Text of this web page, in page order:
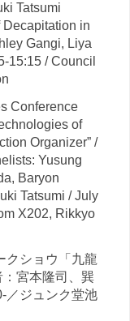
Tatsumi
Decapitation in
Gangi, Liya
15:15 / Council
Conference
of
Organizer” /
Yusung
Baryon
Tatsumi / July
X202, Rikkyo
クショウ「九龍
宮本隆司、巽
／ジュンク堂池